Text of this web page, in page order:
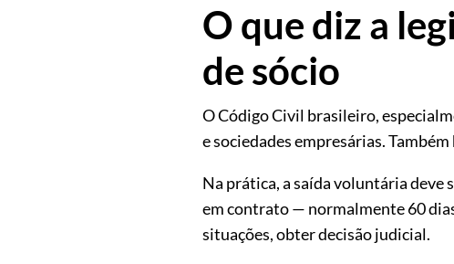
O que diz a
de sócio
O Código Civil brasileiro,
e sociedades empresárias.
Na prática, a saída voluntária deve
em contrato — normalmente 60
situações, obter decisão judicial.